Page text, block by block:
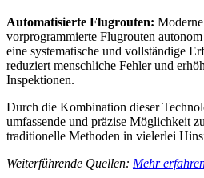
Automatisierte Flugrouten:
vorprogrammierte Flugrouten
eine systematische und vollständige
reduziert menschliche Fehler und
Inspektionen.
Durch die Kombination dieser
umfassende und präzise Möglichkeit
traditionelle Methoden in vielerlei
Weiterführende Quellen: Mehr